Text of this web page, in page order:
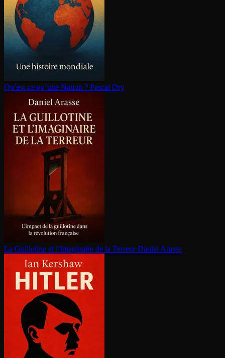
Qu’est-ce qu’une Nation ? Pascal Ory
La Guillotine et l’imaginaire de la Terreur Daniel Arasse